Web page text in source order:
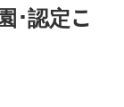
･認定こ